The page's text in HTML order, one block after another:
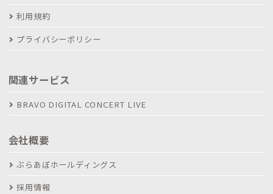
利用規約
プライバシーポリシー
関連サービス
BRAVO DIGITAL CONCERT LIVE
会社概要
ぶらあぼホールディングス
採用情報